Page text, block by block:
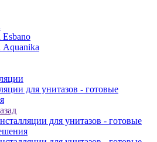
Esbano
Aquanika
для унитазов - готовые
для унитазов - готовые